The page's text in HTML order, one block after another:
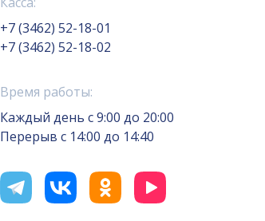
+7 (3462) 52-18-01
+7 (3462) 52-18-02
Время работы:
Каждый день с 9:00 до 20:00
Перерыв с 14:00 до 14:40